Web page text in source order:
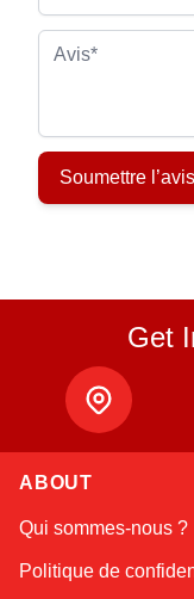
Avis
Soumettre l’avis
Get
ABOUT
Qui sommes-nous ?
Politique de